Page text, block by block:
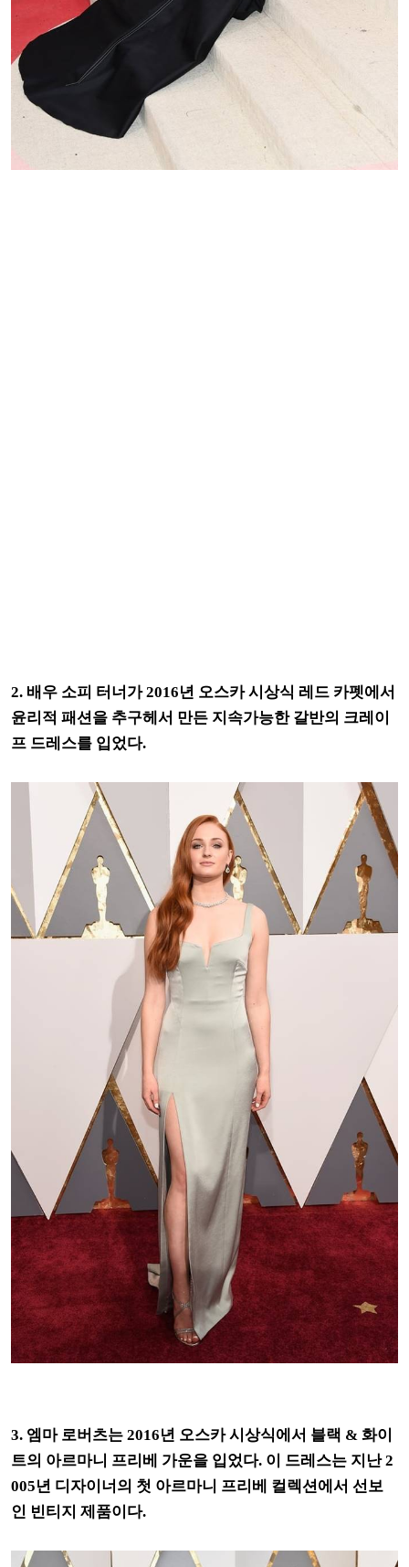
2. 배우 소피 터너가 2016년 오스카 시상식 레드 카펫에서
윤리적 패션을 추구헤서 만든 지속가능한 갈반의 크레이
프 드레스를 입었다.
3. 엠마 로버츠는 2016년 오스카 시상식에서 블랙 & 화이
트의 아르마니 프리베 가운을 입었다. 이 드레스는 지난 2
005년 디자이너의 첫 아르마니 프리베 컬렉션에서 선보
인 빈티지 제품이다.